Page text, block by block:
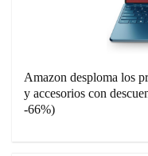
Amazon desploma los
y accesorios con
-66%)